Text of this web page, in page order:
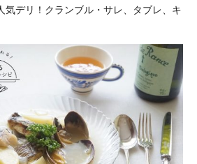
気デリ！クランブル・サレ、タブレ、キ